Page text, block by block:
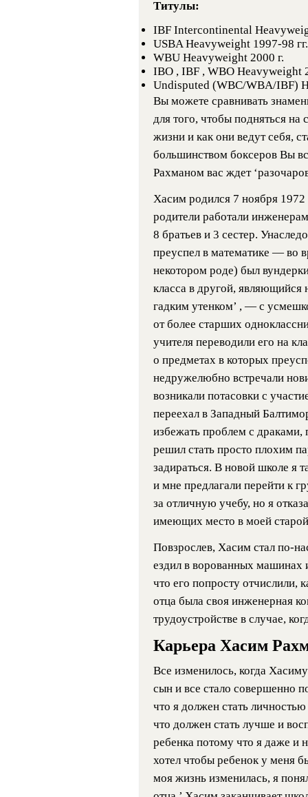
Титулы:
IBF Intercontinental
USBA Heavyweight 1997-98 гг.
WBU Heavyweight 2000 г.
IBO , IBF , WBO Heavyweight
Undisputed (WBC/WBA/IBF)
Вы можете сравнивать
для того, чтобы подняться
жизни и как они ведут себя,
большинством боксеров Вы
Рахманом вас ждет
Хасим родился 7 ноября 1972
родители работали
8 братьев и 3 сестер.
преуспел в математике — во
некотором роде) был
класса в другой, являющийся
гадким утенком’ , — с
от более старших
учителя переводили его на
о предметах в которых
недружелюбно встречали
возникали потасовки с
переехал в Западный
избежать проблем с
решил стать просто плохим
задираться. В новой школе я
и мне предлагали перейти к
за отличную учебу, но я
имеющих место в моей
Повзрослев, Хасим стал по-
ездил в ворованных машинах
что его попросту отчислили,
отца была своя инженерная
трудоустройстве в случае,
Карьера Хасим
Все изменилось, когда
сын и все стало совершенно
что я должен стать
что должен стать лучше и
ребенка потому что я даже и
хотел чтобы ребенок у меня
моя жизнь изменилась, я